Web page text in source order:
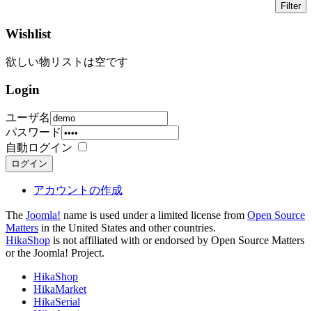
Wishlist
欲しい物リストは空です
Login
ユーザ名
パスワード
自動ログイン
ログイン
アカウントの作成
The Joomla! name is used under a limited license from Open Source
Matters in the United States and other countries.
HikaShop is not affiliated with or endorsed by Open Source Matters
or the Joomla! Project.
HikaShop
HikaMarket
HikaSerial